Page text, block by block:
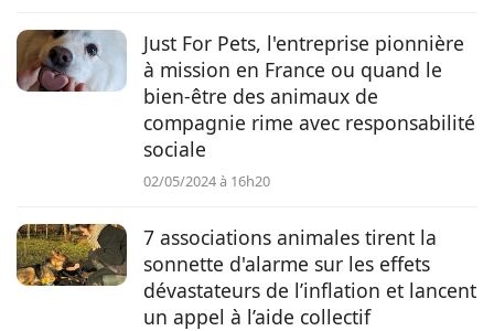
Just For Pets, l'entreprise pionnière
à mission en France ou quand le
bien-être des animaux de
compagnie rime avec responsabilité
sociale
02/05/2024 à 16h20
7 associations animales tirent la
sonnette d'alarme sur les effets
dévastateurs de l’inflation et lancent
un appel à l’aide collectif